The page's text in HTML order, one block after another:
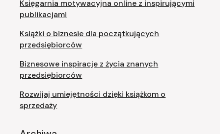
Księgarnia motywacyjna online z inspirującymi
publikacjami
Książki o biznesie dla początkujących
przedsiębiorców
Biznesowe inspiracje z życia znanych
przedsiębiorców
Rozwijaj umiejętności dzięki książkom o
sprzedaży